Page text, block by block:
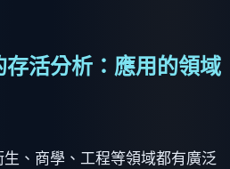
存活分析：應用的領域
、商學、工程等領域都有廣泛